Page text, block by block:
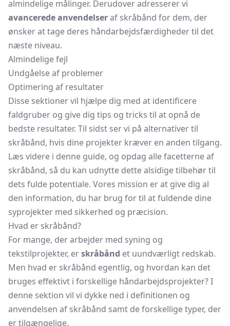
almindelige målinger. Derudover adresserer vi
avancerede anvendelseraf skråbånd for dem, der
ønsker at tage deres håndarbejdsfærdigheder til det
næste niveau.
Almindelige fejl
Undgåelse af problemer
Optimering af resultater
Disse sektioner vil hjælpe dig med at identificere
faldgruber og give dig tips og tricks til at opnå de
bedste resultater. Til sidst ser vi på alternativer til
skråbånd, hvis dine projekter kræver en anden tilgang.
Læs videre i denne guide, og opdag alle facetterne af
skråbånd, så du kan udnytte dette alsidige tilbehør til
dets fulde potentiale. Vores mission er at give dig al
den information, du har brug for til at fuldende dine
syprojekter med sikkerhed og præcision.
Hvad er skråbånd?
For mange, der arbejder med syning og
tekstilprojekter, erskråbånd et uundværligt redskab.
Men hvad er skråbånd egentlig, og hvordan kan det
bruges effektivt i forskellige håndarbejdsprojekter? I
denne sektion vil vi dykke ned i definitionen og
anvendelsen af skråbånd samt de forskellige typer, der
er tilgængelige.